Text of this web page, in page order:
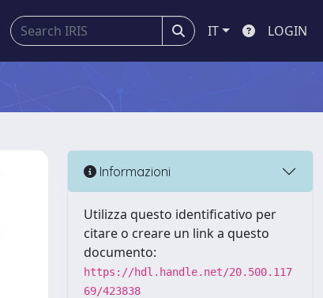
IT LOGIN
Informazioni
Utilizza questo identificativo per
citare o creare un link a questo
documento:
https://hdl.handle.net/20.500.117
69/423838